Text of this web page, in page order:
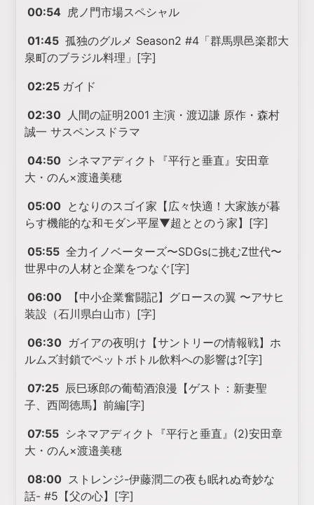
00:54 虎ノ門市場スペシャル
01:45 孤独のグルメ Season2 #4「群馬県邑楽郡大
泉町のブラジル料理」[字]
02:25 ガイド
02:30 人間の証明2001 主演・渡辺謙 原作・森村
誠一 サスペンスドラマ
04:50 シネマアディクト『平行と垂直』安田章
大・のん×渡邉美穂
05:00 となりのスゴイ家【広々快適！大家族が暮
らす機能的な和モダン平屋▼超ととのう家】[字]
05:55 全力イノベーターズ〜SDGsに挑むZ世代〜
世界中の人材と企業をつなぐ[字]
06:00
【中小企業奮闘記】グロースの翼 〜アサヒ
装設（石川県白山市）[字]
06:30 ガイアの夜明け【サントリーの情報戦】ホ
ルムズ封鎖でペットボトル飲料への影響は?[字]
07:25 辰巳琢郎の葡萄酒浪漫【ゲスト：新妻聖
子、西岡徳馬】前編[字]
07:55 シネマアディクト『平行と垂直』(2)安田章
大・のん×渡邉美穂
08:00 ストレンジ-伊藤潤二の夜も眠れぬ奇妙な
話- #5【父の心】[字]